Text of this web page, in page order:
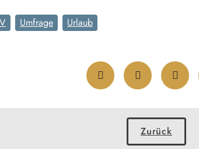
Umfrage Urlaub
Zurück